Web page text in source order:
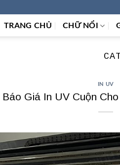
TRANG CHỦ CHỮ NỔI
IN UV
Báo Giá In UV Cuộn